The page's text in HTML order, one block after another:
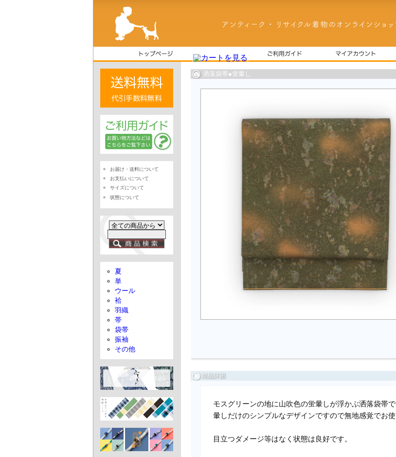
洒落袋帯●蛍暈し
モスグリーンの地に山吹色の蛍暈しが浮かぶ洒落袋帯で
暈しだけのシンプルなデザインですので無地感覚でお
目立つダメージ等はなく状態は良好です。
お届け・送料について
お支払いについて
サイズについて
状態について
夏
単
ウール
袷
羽織
帯
袋帯
振袖
その他